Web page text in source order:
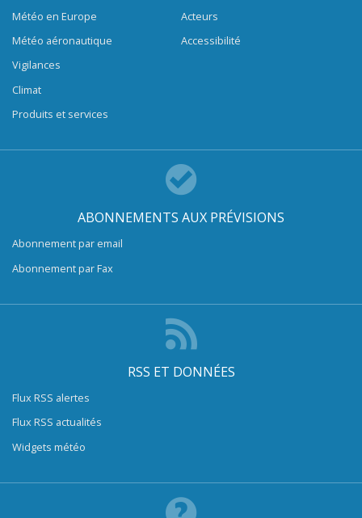
Météo en Europe
Météo aéronautique
Vigilances
Climat
Produits et services
Acteurs
Accessibilité
ABONNEMENTS AUX PRÉVISIONS
Abonnement par email
Abonnement par Fax
RSS ET DONNÉES
Flux RSS alertes
Flux RSS actualités
Widgets météo